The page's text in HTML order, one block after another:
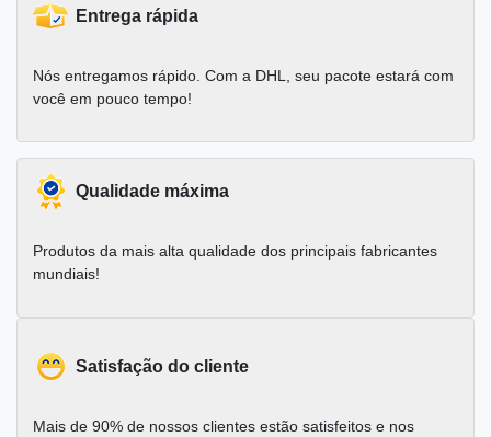
Entrega rápida
Nós entregamos rápido. Com a DHL, seu pacote estará com
você em pouco tempo!
Qualidade máxima
Produtos da mais alta qualidade dos principais fabricantes
mundiais!
Satisfação do cliente
Mais de 90% de nossos clientes estão satisfeitos e nos